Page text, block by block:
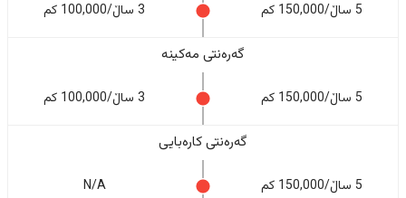
5 ساڵ/150,000 کم 3 ساڵ/100,000 کم
گەرەنتی مەکینە
5 ساڵ/150,000 کم 3 ساڵ/100,000 کم
گەرەنتی کارەبایی
5 ساڵ/150,000 کم N/A